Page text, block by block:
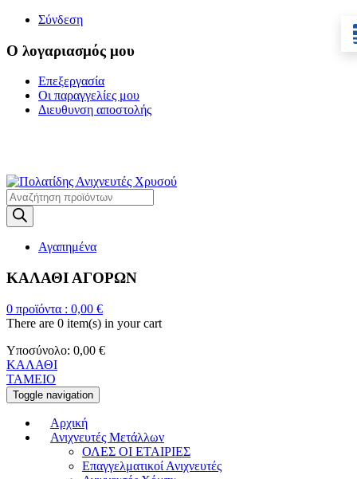
Σύνδεση
Ο λογαριασμός μου
Επεξεργασία
Οι παραγγελίες μου
Διευθυνση αποστολής
Products
search
Αγαπημένα
ΚΑΛΑΘΙ ΑΓΟΡΩΝ
0 προϊόντα : 0,00 €
There are 0 item(s) in your cart
Υποσύνολο: 0,00 €
ΚΑΛΑΘΙ
ΤΑΜΕΙΟ
Toggle navigation
Αρχική
Ανιχνευτές Μετάλλων
ΟΛΕΣ ΟΙ ΕΤΑΙΡΙΕΣ
Επαγγελματικοί Ανιχνευτές